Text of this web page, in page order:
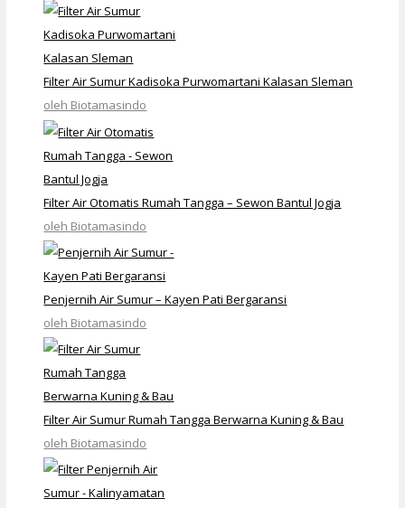
Filter Air Sumur Kadisoka Purwomartani Kalasan Sleman
oleh Biotamasindo
Filter Air Otomatis Rumah Tangga – Sewon Bantul Jogja
oleh Biotamasindo
Penjernih Air Sumur – Kayen Pati Bergaransi
oleh Biotamasindo
Filter Air Sumur Rumah Tangga Berwarna Kuning & Bau
oleh Biotamasindo